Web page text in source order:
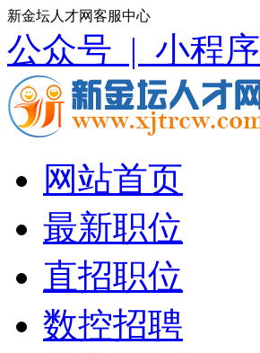
新金坛人才网客服中心
公众号 | 小程序
网站首页
最新职位
直招职位
数控招聘